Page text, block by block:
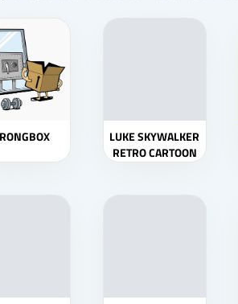
LUKE SKYWALKER
RETRO CARTOON